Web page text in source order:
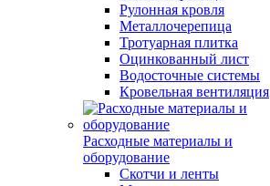
Рулонная кровля
Металлочерепица
Тротуарная плитка
Оцинкованный лист
Водосточные системы
Кровельная вентиляция
Расходные материалы и
оборудование
Скотчи и ленты